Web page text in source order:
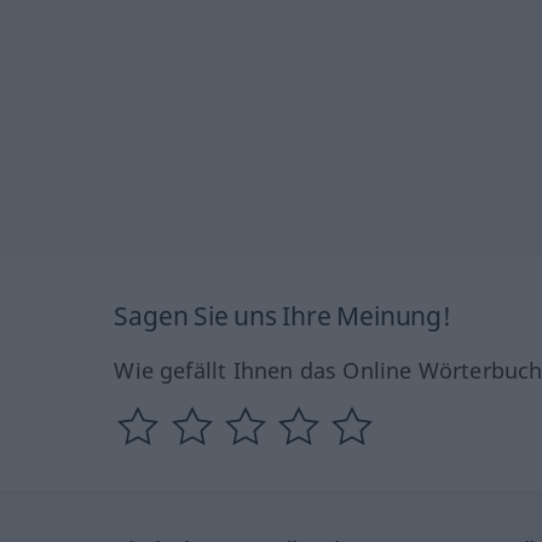
Sagen Sie uns Ihre Meinung!
Wie gefällt Ihnen das Online